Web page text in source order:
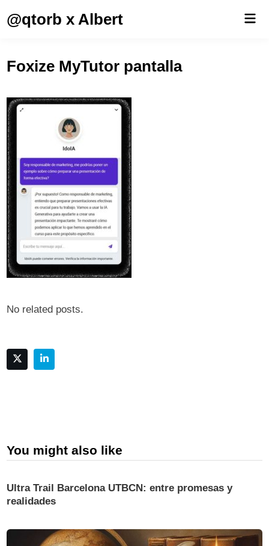
@qtorb x Albert
Foxize MyTutor pantalla
No related posts.
You might also like
Ultra Trail Barcelona UTBCN: entre promesas y
realidades